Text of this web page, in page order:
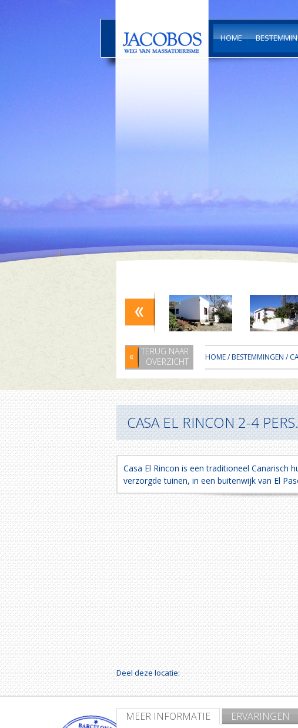
HOME
TERUG NAAR
OVERZICHT
HOME/BESTEMMINGEN /
CASA EL RINCON 2-4
Casa El Rincon is een traditioneel Canarisch
verzorgde tuinen, in een buitenwijk van El
Deel deze locatie:
MEER INFORMATIE ERVARINGEN